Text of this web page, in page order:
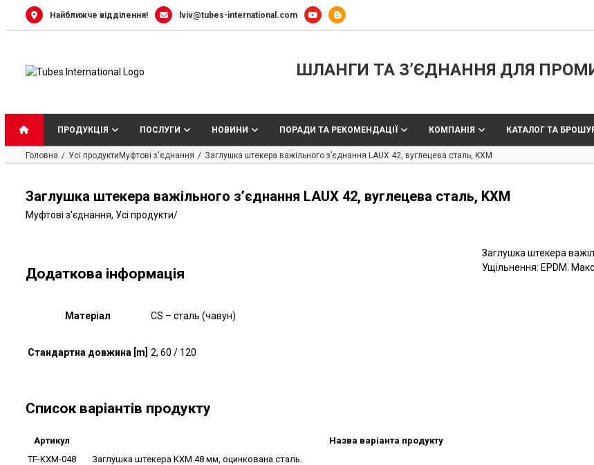
Найближче відділення! lviv@tubes-international.com
ШЛАНГИ ТА З’ЄДНАННЯ ДЛЯ
ПРОДУКЦІЯ ПОСЛУГИ НОВИНИ ПОРАДИ ТА РЕКОМЕНДАЦІЇ КОМПАНІЯ КАТАЛОГ ТА
Головна Усі продуктиМуфтові з'єднання Заглушка штекера важільного з’єднання LAUX 42, вуглецева сталь, KXM
Заглушка штекера важільного з’єднання LAUX 42, вуглецева сталь, KXM
Муфтові з'єднання, Усі продукти/
Додаткова інформація
Матеріал CS – сталь (чавун)
Стандартна довжина [m] 2, 60 / 120
Заглушка штекера
Ущільнення: EPDM.
Список варіантів продукту
Артикул Назва варіанта продукту
TF-KXM-048
Заглушка штекера KXM 48 мм, оцинкована сталь.